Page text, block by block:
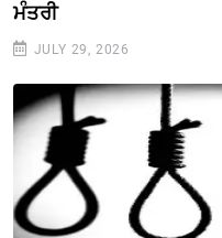
ਮੰਤਰੀ
JULY 29, 2026